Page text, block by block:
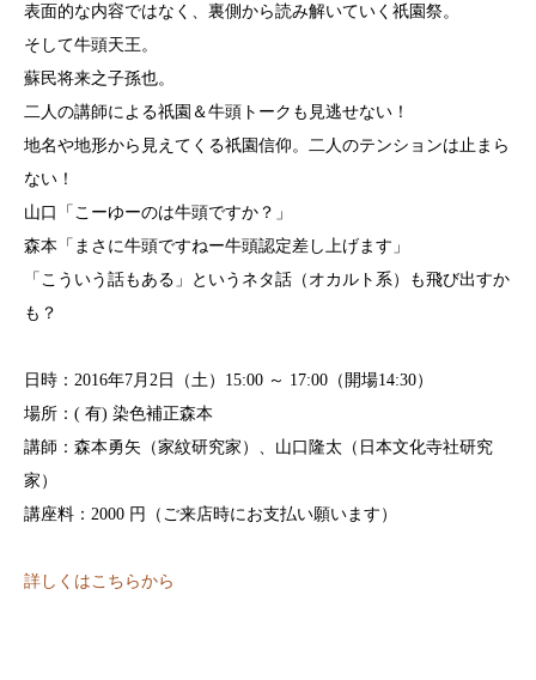
表面的な内容ではなく、裏側から読み解いていく祇園祭。
そして牛頭天王。
蘇民将来之子孫也。
二人の講師による祇園＆牛頭トークも見逃せない！
地名や地形から見えてくる祇園信仰。二人のテンションは 止まら
ない！
山口「こーゆーのは牛頭ですか？」
森本「まさに牛頭ですねー牛頭認定差し上げます」
「こういう話もある」というネタ話（オカルト系）も飛び出すか
も？
日時：2016年7月2日（土）15:00 ～ 17:00（開場14:30）
場所：( 有) 染色補正森本
講師：森本勇矢（家紋研究家）、山口隆太（日本文化寺社研究
家）
講座料：2000 円（ご来店時にお支払い願います）
詳しくはこちらから